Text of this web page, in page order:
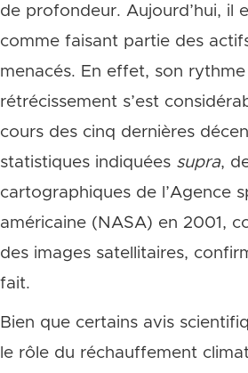
de profondeur. Aujourd’hui, il
comme faisant partie des
menacés. En effet, son
rétrécissement s’est
cours des cinq dernières
statistiques indiquées supra,
cartographiques de l’Agence
américaine (NASA) en 2001,
des images satellitaires,
fait.
Bien que certains avis
le rôle du réchauffement